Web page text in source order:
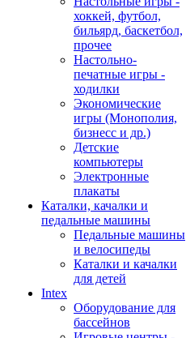
хоккей, футбол,
бильярд, баскетбол,
прочее
Настольно-
печатные игры -
ходилки
Экономические
игры (Монополия,
бизнесс и др.)
Детские
компьютеры
Электронные
плакаты
Каталки, качалки и
педальные машины
Педальные машины
и велосипеды
Каталки и качалки
для детей
Intex
Оборудование для
бассейнов